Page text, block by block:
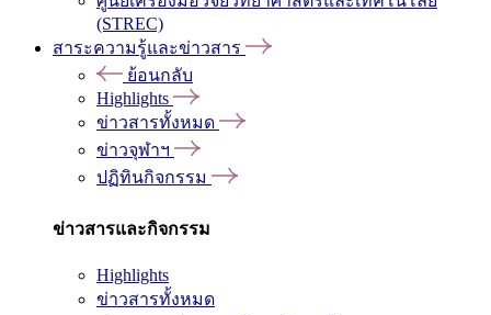
(STREC)
สาระความรู้และข่าวสาร
ย้อนกลับ
Highlights
ข่าวสารทั้งหมด
ข่าวจุฬาฯ
ปฏิทินกิจกรรม
ข่าวสารและกิจกรรม
Highlights
ข่าวสารทั้งหมด